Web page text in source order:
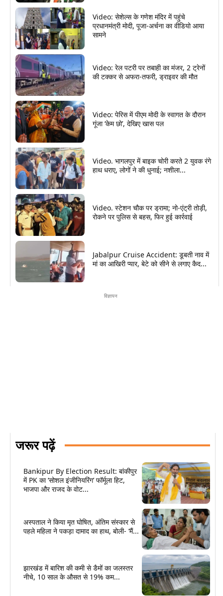
Video: सेशेल्स के गणेश मंदिर में पहुंचे
प्रधानमंत्री मोदी, पूजा-अर्चना का वीडियो आया
सामने
Video: रेल पटरी पर तबाही का मंजर, 2 ट्रेनों
की टक्कर से अफरा-तफरी, ड्राइवर की मौत
Video: पेरिस में पीएम मोदी के स्वागत के दौरान
गूंजा ‘केम छो’, देखिए खास पल
Video. भागलपुर में बाइक चोरी करते 2 युवक रंगे
हाथ धराए, लोगों ने की धुनाई; नशीला...
Video. स्टेशन चौक पर ड्रामा; नो-एंट्री तोड़ी,
रोकने पर पुलिस से बहस, फिर हुई कार्रवाई
Jabalpur Cruise Accident: डूबती नाव में
मां का आखिरी प्यार, बेटे को सीने से लगाए कैद...
विज्ञापन
जरूर पढ़ें
Bankipur By Election Result: बांकीपुर
में PK का ‘सोशल इंजीनियरिंग’ फॉर्मूला हिट,
भाजपा और राजद के वोट...
अस्पताल ने किया मृत घोषित, अंतिम संस्कार से
पहले महिला ने पकड़ा दामाद का हाथ, बोली- ‘मैं...
झारखंड में बारिश की कमी से डैमों का जलस्तर
नीचे, 10 साल के औसत से 19% कम...